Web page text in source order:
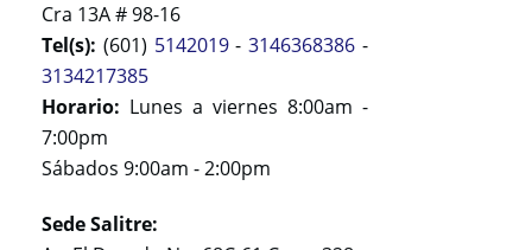
Cra 13A # 98-16
Tel(s): (601) 5142019-3146368386 -
3134217385
Horario: Lunes a viernes 8:00am -
7:00pm
Sábados 9:00am - 2:00pm
Sede Salitre: